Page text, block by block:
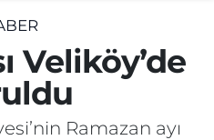
Veliköy’de
Ramazan ayı
Haritası
ve Fikstür